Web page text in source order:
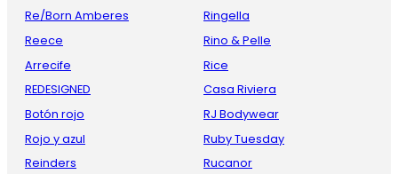
Re/Born Amberes
Reece
Arrecife
REDESIGNED
Botón rojo
Rojo y azul
Reinders
Ringella
Rino & Pelle
Rice
Casa Riviera
RJ Bodywear
Ruby Tuesday
Rucanor